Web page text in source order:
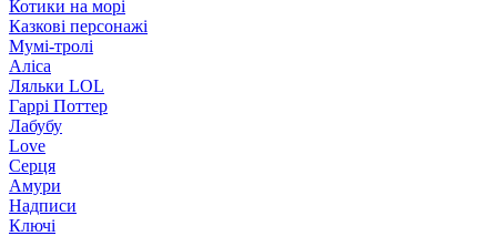
Котики на морі
Казкові персонажі
Мумі-тролі
Аліса
Ляльки LOL
Гаррі Поттер
Лабубу
Love
Серця
Амури
Надписи
Ключі